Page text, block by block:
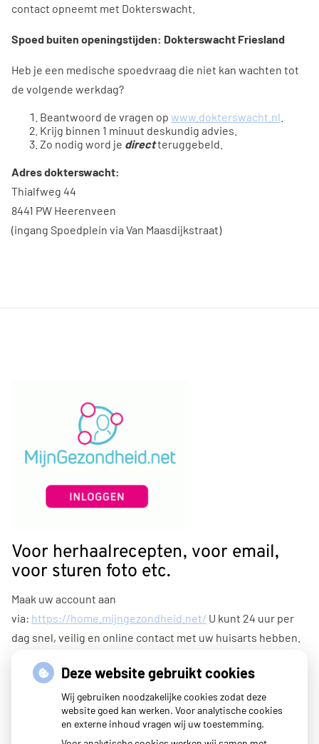
contact opneemt met Dokterswacht.
Spoed buiten openingstijden: Dokterswacht Friesland
Heb je een medische spoedvraag die niet kan wachten tot
de volgende werkdag?
Beantwoord de vragen op www.dokterswacht.nl
Krijg binnen 1 minuut deskundig advies.
Zo nodig word je directteruggebeld.
Adres dokterswacht:
Thialfweg 44
8441 PW Heerenveen
(ingang Spoedplein via Van Maasdijkstraat)
Voor herhaalrecepten, voor email,
voor sturen foto etc.
Maak uw account aan
via: https://home.mijngezondheid.net/ U kunt 24 uur per
dag snel, veilig en online contact met uw huisarts hebben.
U kunt online afspraken maken (tijdelijk niet i.v.m. corona),
vragen stellen, herhaalrecepten bestellen en labuitslagen
inzien. Daarnaast is het ook mogelijk om een samenvatting
in te zien van uw medisch dossier.
Deze website gebruikt cookies
Wij gebruiken noodzakelijke cookies zodat deze
website goed kan werken. Voor analytische cookies
en externe inhoud vragen wij uw toestemming.